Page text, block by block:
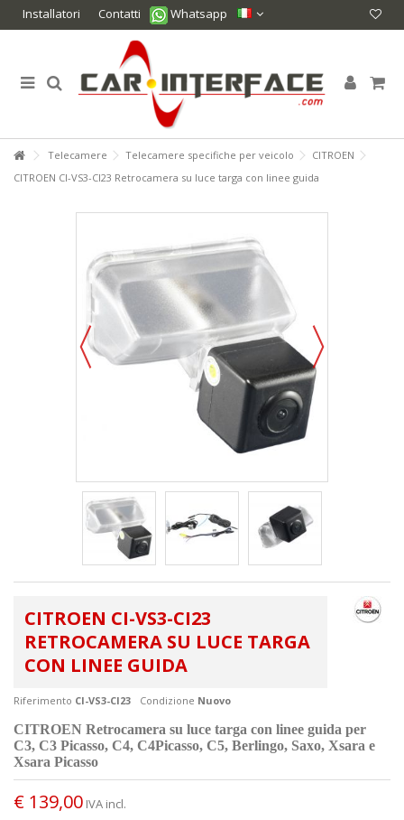
Installatori Contatti Whatsapp
Telecamere Telecamere specifiche per veicolo
CITROEN
CITROEN CI-VS3-CI23 Retrocamera su luce targa con linee guida
CITROEN CI-VS3-CI23
RETROCAMERA SU LUCE TARGA
CON LINEE GUIDA
Riferimento CI-VS3-CI23 Condizione Nuovo
CITROEN Retrocamera su luce targa con linee guida per
C3, C3 Picasso, C4, C4Picasso, C5, Berlingo, Saxo, Xsara e
Xsara Picasso
€ 139,00 IVA incl.